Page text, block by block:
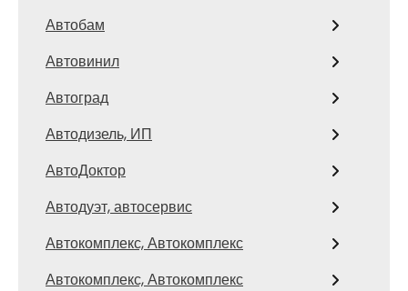
Автобам
Автовинил
Автоград
Автодизель, ИП
АвтоДоктор
Автодуэт, автосервис
Автокомплекс, Автокомплекс
Автокомплекс, Автокомплекс